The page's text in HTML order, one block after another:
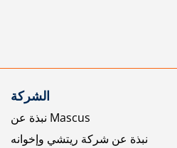
الشركة
نبذة عن Mascus
نبذة عن شركة ريتشي وإخوانه